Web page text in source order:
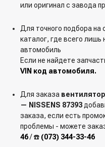
или оригинал с завода
Для точного подбора на
каталог, где всего
автомобиль
Если не найдете
VIN код автомобиля.
Для заказа вентилятор
— NISSENS 87393
заказа, если есть
проблемы - можете
46/ ☎️ (073) 344-33-46